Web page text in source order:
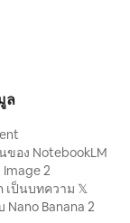
ล
ของ NotebookLM
Image 2
เป็นบทความ 𝕏
Nano Banana 2